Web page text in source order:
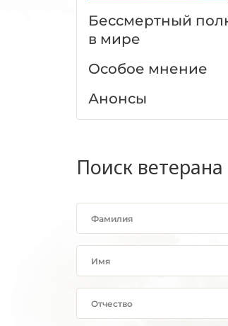
Бессмертный
в мире
Особое мнение
Анонсы
Поиск ветерана